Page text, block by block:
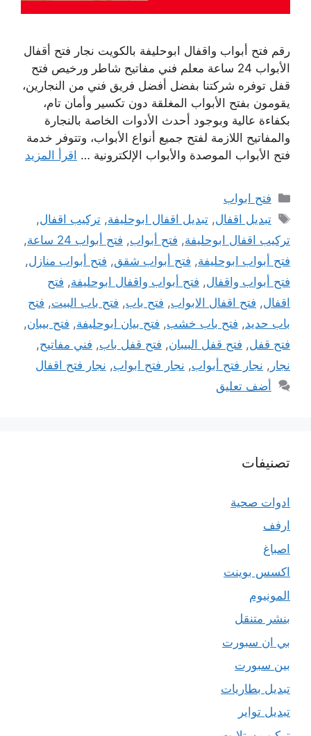
رقم فتح أبواب واقفال ابوحليفة بالكويت نجار فتح أقفال
الأبواب 24 ساعة معلم فني مفاتيح شاطر ورخيص فتح
قفل توفره شركتنا بفضل أفضل فريق فني من النجارين،
يقومون بفتح الأبواب المغلقة دون تكسير وأمان تام،
بكفاءة عالية وبوجود أحدث الأدوات الخاصة بالنجارة
والمفاتيح اللازمة لفتح جميع أنواع الأبواب، وتتوفر خدمة
فتح الأبواب الموصدة والأبواب الإلكترونية … اقرأ المزيد
التصنيفات
فتح ابواب
الوسوم
تبديل اقفال,تبديل اقفال ابوحليفة,تركيب اقفال,
تركيب اقفال ابوحليفة, فتح أبواب, فتح أبواب 24 ساعة
,
فتح أبواب ابوحليفة, فتح أبواب شقق, فتح أبواب منازل,
فتح أبواب واقفال, فتح أبواب واقفال ابوحليفة, فتح
اقفال, فتح اقفال الابواب, فتح باب, فتح باب البيت, فتح
باب حديد, فتح باب خشب, فتح بيان ابوحليفة, فتح بيبان,
فتح قفل, فتح قفل البيبان, فتح قفل باب, فني مفاتيح,
نجار , نجار فتح أبواب, نجار فتح ابواب, نجار فتح اقفال
أضف تعليق
تصنيفات
ادوات صحية
ارفف
اصباغ
اكسس بوينت
المونيوم
بنشر متنقل
بي ان سبورت
بين سبورت
تبديل بطاريات
تبديل تواير